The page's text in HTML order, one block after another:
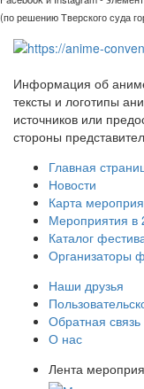
(по решению Тверского суда
Информация об
тексты и логотипы
источников или
стороны
Главная
Новости
Карта
Мероприятия в
Каталог
Организаторы
Наши друзья
Обратная связь
О нас
Лента